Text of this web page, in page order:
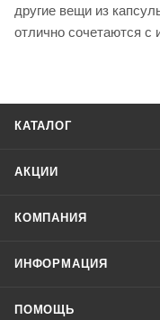
другие вещи из
отлично сочетаются с
КАТАЛОГ
АКЦИИ
КОМПАНИЯ
ИНФОРМАЦИЯ
ПОМОЩЬ